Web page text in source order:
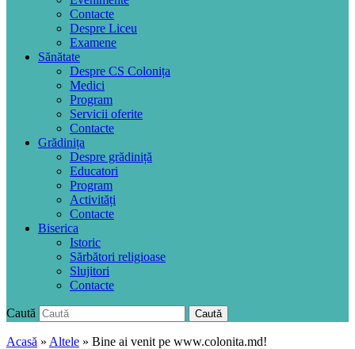
Contacte
Despre Liceu
Examene
Sănătate
Despre CS Colonița
Medici
Program
Servicii oferite
Contacte
Grădinița
Despre grădiniță
Educatori
Program
Activități
Contacte
Biserica
Istoric
Sărbători religioase
Slujitori
Contacte
Caută Caută
Acasă » Altele » Bine ai venit pe www.colonita.md!